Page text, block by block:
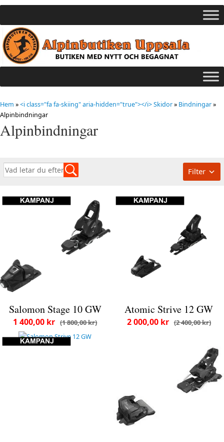
Hem »<i class="fa fa-skiing" aria-hidden="true"></i> Skidor» Bindningar»
Alpinbindningar
Alpinbindningar
Filter
Salomon Stage 10 GW
1 800,00 kr
1 400,00 kr
Atomic Strive 12 GW
2 400,00 kr
2 000,00 kr